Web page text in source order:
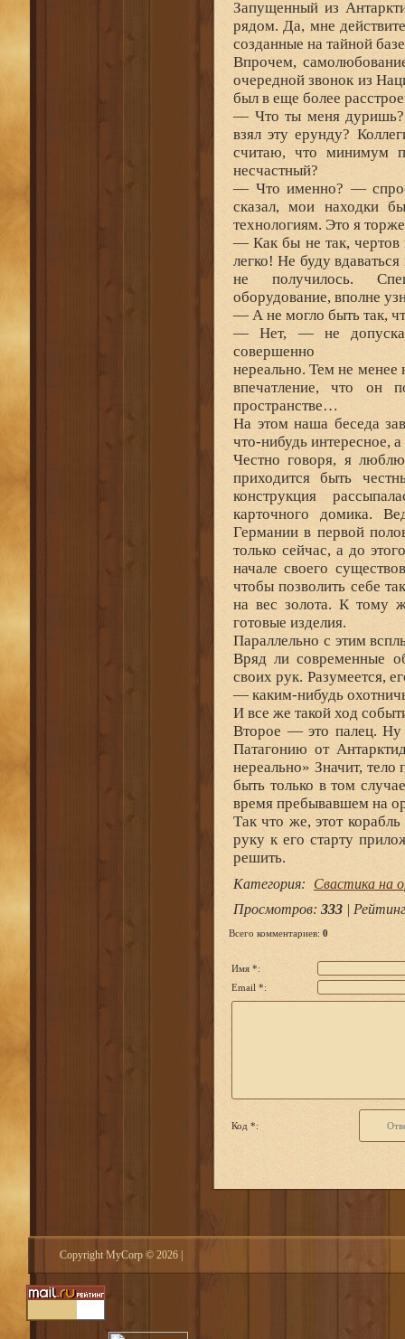
Запущенный из
рядом. Да, мне
созданные на тайной
Впрочем,
очередной звонок из
был в еще более
— Что ты меня
взял эту ерунду?
считаю, что минимум
несчастный?
— Что именно? —
сказал, мои находки
технологиям. Это я
— Как бы не так,
легко! Не буду
не получилось.
оборудование, вполне
— А не могло быть так,
— Нет, — не
совершенно
нереально. Тем не менее
впечатление, что он
пространстве…
На этом наша беседа
что-нибудь интересное,
Честно говоря, я
приходится быть
конструкция
карточного домика.
Германии в первой
только сейчас, а до
начале своего
чтобы позволить себе
на вес золота. К тому
готовые изделия.
Параллельно с этим
Вряд ли современные
своих рук. Разумеется,
— каким-нибудь
И все же такой ход
Второе — это палец. Ну
Патагонию от
нереально» Значит,
быть только в том
время пребывавшем на
Так что же, этот
руку к его старту
решить.
Категория:
Свастика на
Просмотров: 333 | Рейтинг
Всего комментариев: 0
Имя *:
Email *:
Код *:
Copyright MyCorp © 2026